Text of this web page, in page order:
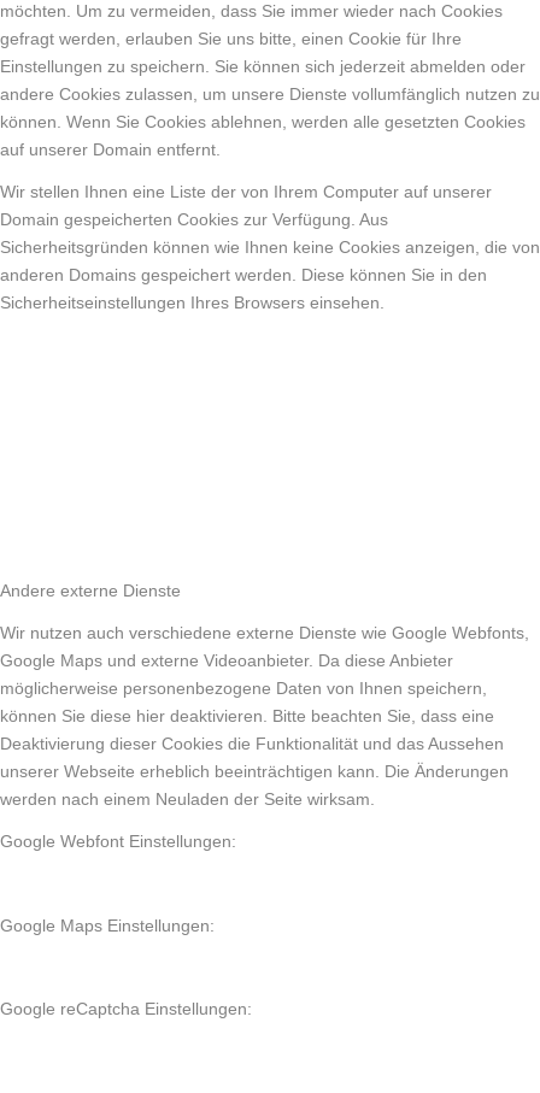
möchten. Um zu vermeiden, dass Sie immer wieder nach Cookies
gefragt werden, erlauben Sie uns bitte, einen Cookie für Ihre
Einstellungen zu speichern. Sie können sich jederzeit abmelden oder
andere Cookies zulassen, um unsere Dienste vollumfänglich nutzen zu
können. Wenn Sie Cookies ablehnen, werden alle gesetzten Cookies
auf unserer Domain entfernt.
Wir stellen Ihnen eine Liste der von Ihrem Computer auf unserer
Domain gespeicherten Cookies zur Verfügung. Aus
Sicherheitsgründen können wie Ihnen keine Cookies anzeigen, die von
anderen Domains gespeichert werden. Diese können Sie in den
Sicherheitseinstellungen Ihres Browsers einsehen.
Andere externe Dienste
Wir nutzen auch verschiedene externe Dienste wie Google Webfonts,
Google Maps und externe Videoanbieter. Da diese Anbieter
möglicherweise personenbezogene Daten von Ihnen speichern,
können Sie diese hier deaktivieren. Bitte beachten Sie, dass eine
Deaktivierung dieser Cookies die Funktionalität und das Aussehen
unserer Webseite erheblich beeinträchtigen kann. Die Änderungen
werden nach einem Neuladen der Seite wirksam.
Google Webfont Einstellungen:
Google Maps Einstellungen:
Google reCaptcha Einstellungen: